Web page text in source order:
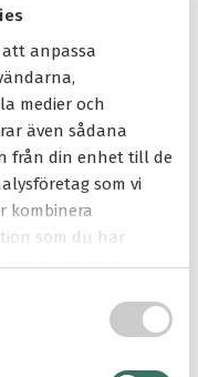
anpassa
medier och
även sådana
från din enhet till de
som vi
kombinera
som du har
in när du har
inte längre ta sig
Efter kontakt
ett intyg som
Hon
hos
av en
bo kvar i sitt hem.
en godkänd
medicinskt
– steg för